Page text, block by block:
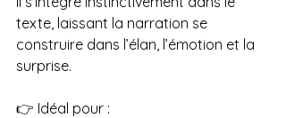
texte, laissant la narration se
construire dans l’élan, l’émotion et la
surprise.
👉 Idéal pour :